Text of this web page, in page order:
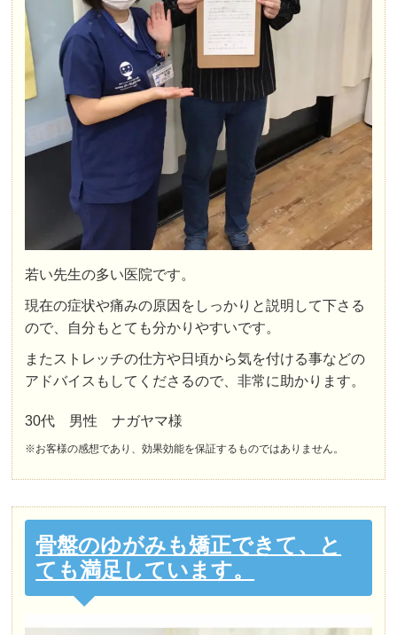
若い先生の多い医院です。
現在の症状や痛みの原因をしっかりと説明して下さる
ので、自分もとても分かりやすいです。
またストレッチの仕方や日頃から気を付ける事などの
アドバイスもしてくださるので、非常に助かります。
30代 男性 ナガヤマ様
※お客様の感想であり、効果効能を保証するものではありません。
骨盤のゆがみも矯正できて、と
ても満足しています。